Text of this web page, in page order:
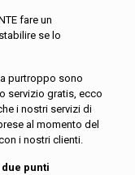
fare un
se lo
purtroppo sono
servizio gratis, ecco
i nostri servizi di
al momento del
i nostri clienti.
punti